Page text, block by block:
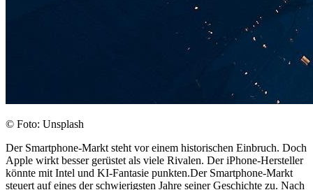
© Foto: Unsplash
Der Smartphone-Markt steht vor einem historischen Einbruch. Doch
Apple wirkt besser gerüstet als viele Rivalen. Der iPhone-Hersteller
könnte mit Intel und KI-Fantasie punkten.Der Smartphone-Markt
steuert auf eines der schwierigsten Jahre seiner Geschichte zu. Nach